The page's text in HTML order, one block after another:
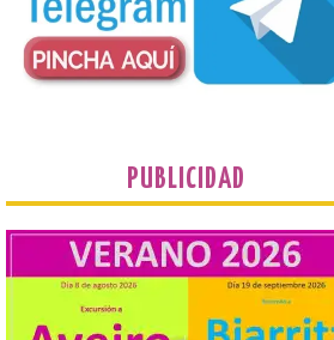
propietarios para exigirles medidas
inmediatas que frenen el deterioro y el
riesgo de colapso. Los procuradores de
Unión del Pueblo […]
distribuye folletos con la
programación del evento
del eclipse solar que
organiza con la ESA y el
Ayuntamiento
7 Ago 2026
PUBLICIDAD